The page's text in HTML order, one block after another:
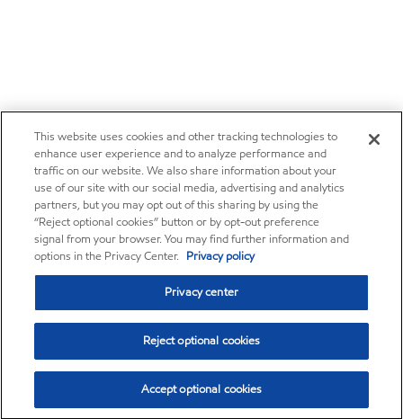
This website uses cookies and other tracking technologies to
enhance user experience and to analyze performance and
traffic on our website. We also share information about your
use of our site with our social media, advertising and analytics
partners, but you may opt out of this sharing by using the
“Reject optional cookies” button or by opt-out preference
signal from your browser. You may find further information and
options in the Privacy Center. Privacy policy
Privacy center
Reject optional cookies
Accept optional cookies